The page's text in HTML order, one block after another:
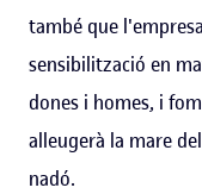
també que
sensibilització en
dones i homes, i
alleugerà la mare
nadó.